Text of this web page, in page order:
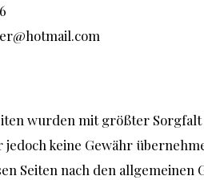
wurden mit größter
keine Gewähr
Seiten nach den allgemeinen